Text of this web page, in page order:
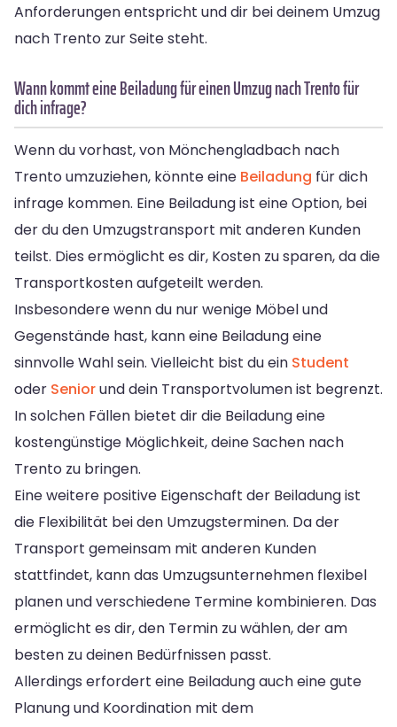
Anforderungen entspricht und dir bei deinem Umzug
nach Trento zur Seite steht.
Wann kommt eine Beiladung für einen Umzug nach Trento für
dich infrage?
Wenn du vorhast, von Mönchengladbach nach
Trento umzuziehen, könnte eine Beiladung für dich
infrage kommen. Eine Beiladung ist eine Option, bei
der du den Umzugstransport mit anderen Kunden
teilst. Dies ermöglicht es dir, Kosten zu sparen, da die
Transportkosten aufgeteilt werden.
Insbesondere wenn du nur wenige Möbel und
Gegenstände hast, kann eine Beiladung eine
sinnvolle Wahl sein. Vielleicht bist du ein Student
oder Seniorund dein Transportvolumen ist begrenzt.
In solchen Fällen bietet dir die Beiladung eine
kostengünstige Möglichkeit, deine Sachen nach
Trento zu bringen.
Eine weitere positive Eigenschaft der Beiladung ist
die Flexibilität bei den Umzugsterminen. Da der
Transport gemeinsam mit anderen Kunden
stattfindet, kann das Umzugsunternehmen flexibel
planen und verschiedene Termine kombinieren. Das
ermöglicht es dir, den Termin zu wählen, der am
besten zu deinen Bedürfnissen passt.
Allerdings erfordert eine Beiladung auch eine gute
Planung und Koordination mit dem